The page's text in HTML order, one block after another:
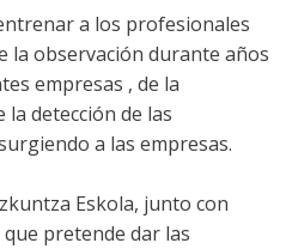
a los profesionales
la observación durante años
empresas , de la
la detección de las
a las empresas.
Eskola, junto con
pretende dar las